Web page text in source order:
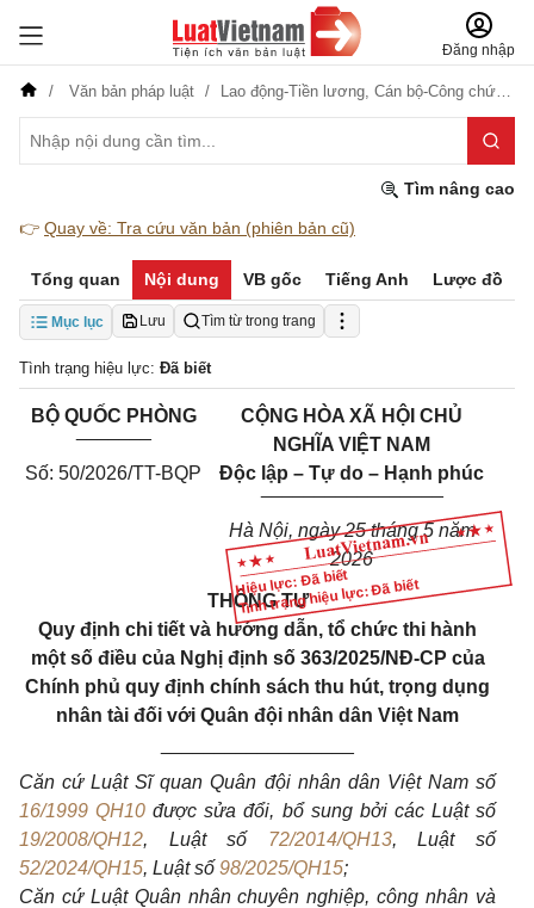
Đăng nhập
Văn bản pháp luật Lao động-Tiền lương, Cán bộ-Công chức-Viên chức,
Tìm nâng cao
👉 Quay về: Tra cứu văn bản (phiên bản cũ)
Tổng quan Nội dung VB gốc Tiếng Anh Lược đồ
Mục lục Lưu Tìm từ trong trang
Tình trạng hiệu lực: Đã biết
Hiệu lực: Đã biết
Tình trạng hiệu lực: Đã biết
BỘ QUỐC PHÒNG
_______
Số: 50/2026/TT-BQP
CỘNG HÒA XÃ HỘI CHỦ
NGHĨA VIỆT NAM
Độc lập – Tự do – Hạnh phúc
_________________
Hà Nội, ngày 25 tháng 5 năm
2026
THÔNG TƯ
Quy định chi tiết và hướng dẫn, tổ chức thi hành
một số điều của Nghị định số 363/2025/NĐ-CP của
Chính phủ quy định chính sách thu hút, trọng dụng
nhân tài đối với Quân đội nhân dân Việt Nam
Căn cứ Luật Sĩ quan Quân đội nhân dân Việt Nam số
16/1999 QH10 được sửa đổi, bổ sung bởi các Luật số
19/2008/QH12, Luật số 72/2014/QH13, Luật số
52/2024/QH15, Luật số 98/2025/QH15;
Căn cứ Luật Quân nhân chuyên nghiệp, công nhân và